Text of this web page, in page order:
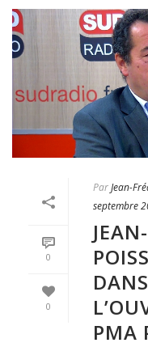
0
0
ParJean-
septembre
PMA